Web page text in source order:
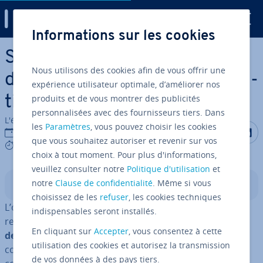
Aller au contenu principal
SQL OR : requêtes de
données avec plusieurs con­di­
tions
L'équipe édi­to­riale IONOS
27/02/2025
8 mins
Partager
Sommaire
L’opérateur SQL OR optimise votre recherche en
renvoyant des résultats qui rem­plis­sent
des con­di­tions définies. Vous pouvez également
combiner SQL
OR avec d’autres opé­ra­teurs logiques
Informations sur les cookies
Nous utilisons des cookies afin de vous offrir une
expérience utilisateur optimale, d’améliorer nos
produits et de vous montrer des publicités
personnalisées avec des fournisseurs tiers. Dans
les Paramètres, vous pouvez choisir les cookies
que vous souhaitez autoriser et revenir sur vos
choix à tout moment. Pour plus d'informations,
veuillez consulter notre Politique d'utilisation et
notreClause de confidentialité. Même si vous
choisissez de les refuser, les cookies techniques
indispensables seront installés.
En cliquant surAccepter, vous consentez à cette
utilisation des cookies et autorisez la transmission
de vos données à des pays tiers.